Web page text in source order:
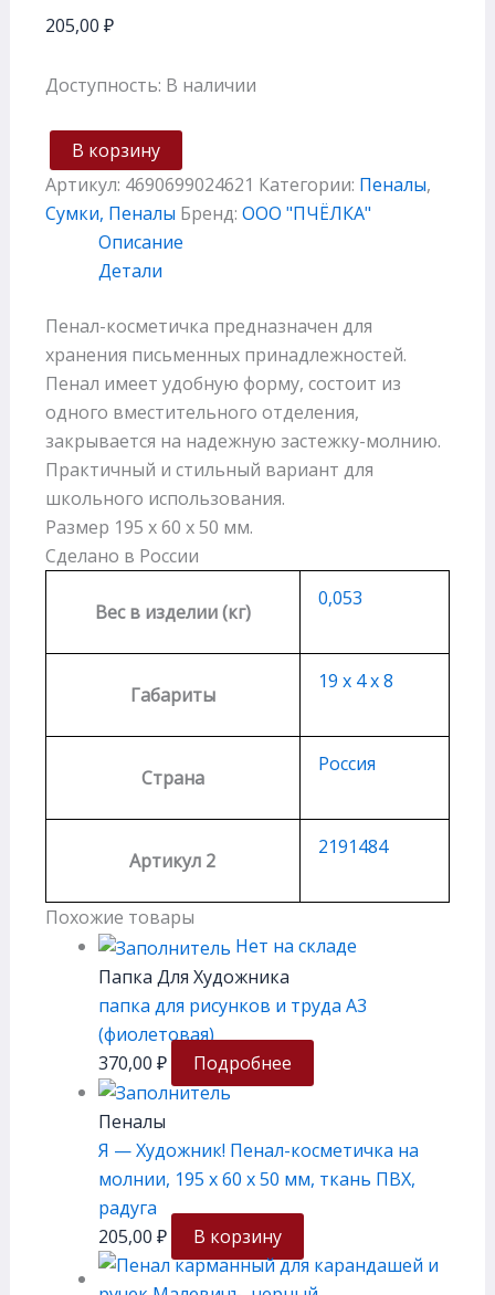
205,00 ₽
Доступность: В наличии
В корзину
Артикул: 4690699024621 Категории: Пеналы,
Сумки, Пеналы Бренд: ООО "ПЧЁЛКА"
Описание
Детали
Пенал-косметичка предназначен для
хранения письменных принадлежностей.
Пенал имеет удобную форму, состоит из
одного вместительного отделения,
закрывается на надежную застежку-молнию.
Практичный и стильный вариант для
школьного использования.
Размер 195 х 60 х 50 мм.
Сделано в России
Вес в изделии (кг)
0,053
Габариты
19 х 4 х 8
Страна
Россия
Артикул 2
2191484
Похожие товары
Нет на складе
Папка Для Художника
папка для рисунков и труда А3
(фиолетовая)
370,00 ₽ Подробнее
Пеналы
Я — Художник! Пенал-косметичка на
молнии, 195 х 60 х 50 мм, ткань ПВХ,
радуга
205,00 ₽ В корзину